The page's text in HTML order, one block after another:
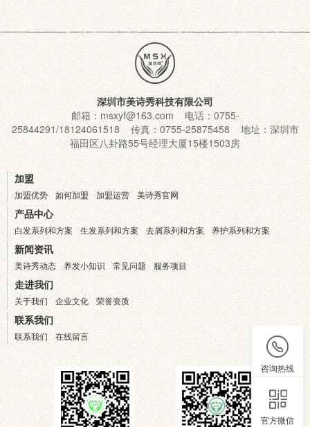
深圳市美诗秀科技有限公司
邮箱：msxyf@163.com 电话：0755-
25844291/18124061518 传真：0755-25875458 地址：深圳市
福田区八卦路55号经理大厦15楼1503房
加盟
加盟优势 如何加盟 加盟运营 美诗秀官网
产品中心
白发系列和方案 生发系列和方案 去屑系列和方案 养护系列和方案
新闻资讯
美诗秀动态 养发小知识 常见问题 服务项目
走进我们
关于我们 企业文化 荣誉资质
联系我们
联系我们 在线留言
咨询热线
官方微信